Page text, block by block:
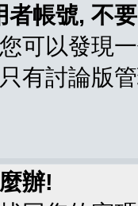
者帳號, 不
可以發現
有討論版
辦!